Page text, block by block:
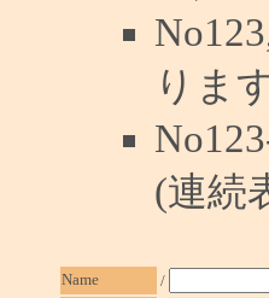
りま
(連続
Name
/